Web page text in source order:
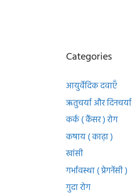
Categories
आयुर्वेदिक दवाएँ
ऋतुचर्या और दिनचर्या
कर्क ( कैंसर ) रोग
कषाय ( काढ़ा )
खांसी
गर्भावस्था ( प्रेगनेंसी )
गुदा रोग